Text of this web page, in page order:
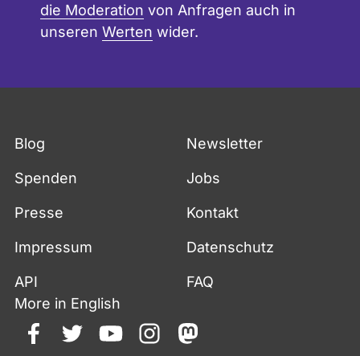
die Moderation von Anfragen auch in
unseren Werten wider.
Blog Newsletter
Spenden Jobs
Presse Kontakt
Impressum Datenschutz
API
FAQ
More in English
facebooktwitteryoutubeinstagrammastodon